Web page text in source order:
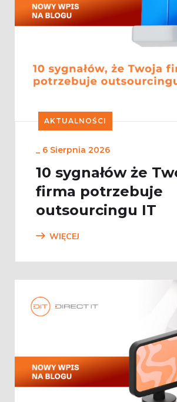
AKTUALNOŚCI
_ 6 Sierpnia 2026
10 sygnałów że
firma potrzebuje
outsourcingu IT
WIĘCEJ